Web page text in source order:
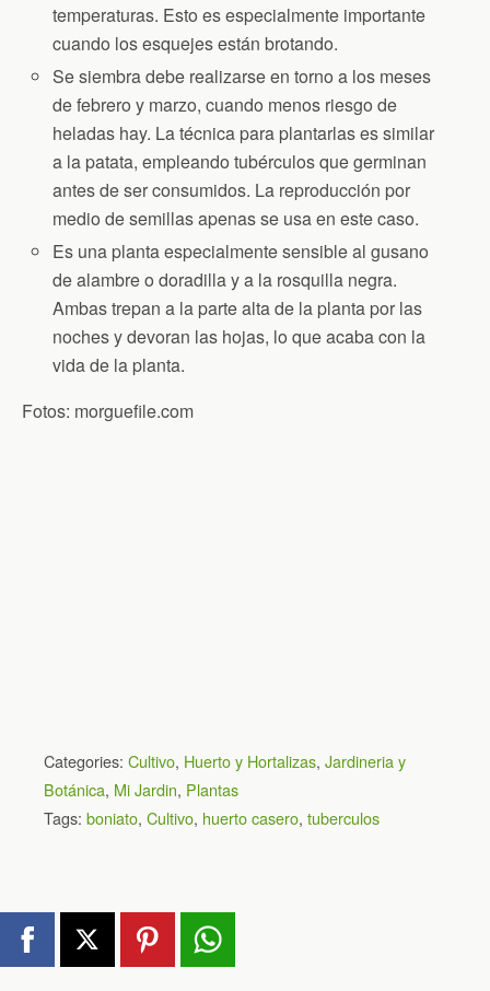
temperaturas. Esto es especialmente importante
cuando los esquejes están brotando.
Se siembra debe realizarse en torno a los meses
de febrero y marzo, cuando menos riesgo de
heladas hay. La técnica para plantarlas es similar
a la patata, empleando tubérculos que germinan
antes de ser consumidos. La reproducción por
medio de semillas apenas se usa en este caso.
Es una planta especialmente sensible al gusano
de alambre o doradilla y a la rosquilla negra.
Ambas trepan a la parte alta de la planta por las
noches y devoran las hojas, lo que acaba con la
vida de la planta.
Fotos: morguefile.com
Categories: Cultivo, Huerto y Hortalizas, Jardineria y
Botánica, Mi Jardin, Plantas
Tags: boniato, Cultivo, huerto casero, tuberculos